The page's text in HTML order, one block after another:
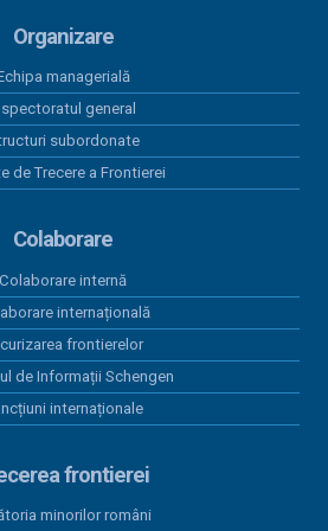
al Poliției de Frontieră
titlu gratuit bunuri materiale
cu titlu gratuit
materiale
al Poliției de Frontieră
Organizare
managerială
general
subordonate
de Trecere a Frontierei
Colaborare
Colaborare internă
internațională
frontierelor
de Informații Schengen
internaționale
frontierei
minorilor români